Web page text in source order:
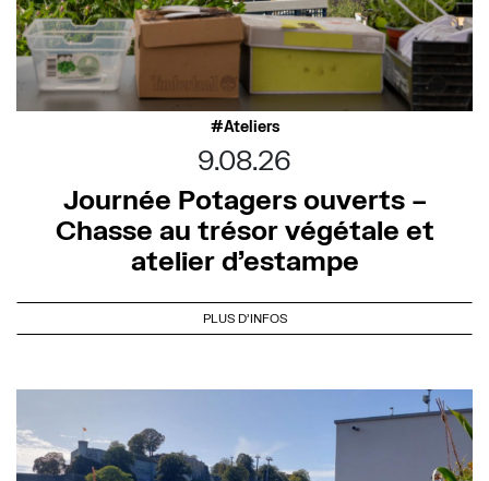
Ateliers
9.08.26
Journée Potagers ouverts –
Chasse au trésor végétale et
atelier d’estampe
PLUS D'INFOS